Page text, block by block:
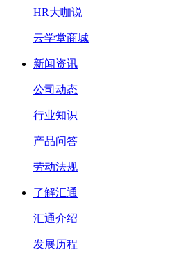
HR大咖说
云学堂商城
新闻资讯
公司动态
行业知识
产品问答
劳动法规
了解汇通
汇通介绍
发展历程